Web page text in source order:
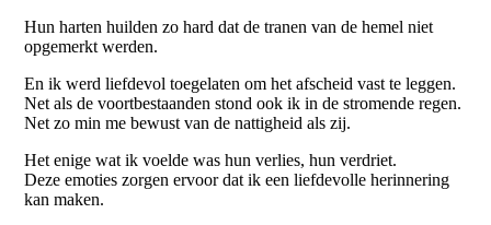
Hun harten huilden zo hard dat de tranen van de hemel niet
opgemerkt werden.
En ik werd liefdevol toegelaten om het afscheid vast te leggen.
Net als de voortbestaanden stond ook ik in de stromende regen.
Net zo min me bewust van de nattigheid als zij.
Het enige wat ik voelde was hun verlies, hun verdriet.
Deze emoties zorgen ervoor dat ik een liefdevolle herinnering
kan maken.